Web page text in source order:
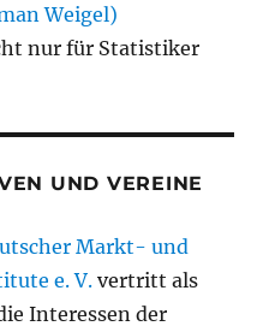
Weigel)
nur für Statistiker
UND VEREINE
Markt- und
e. V. vertritt als
Interessen der